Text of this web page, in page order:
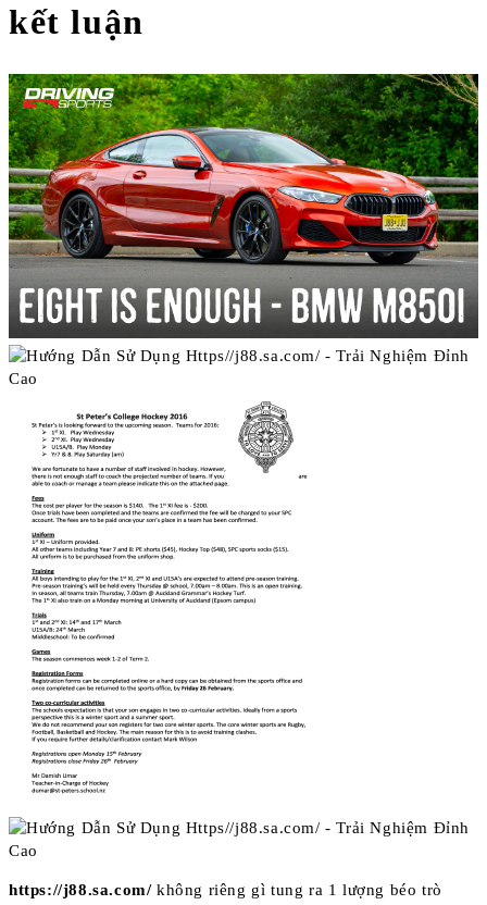
kết luận
https://j88.sa.com/không riêng gì tung ra 1 lượng béo trò